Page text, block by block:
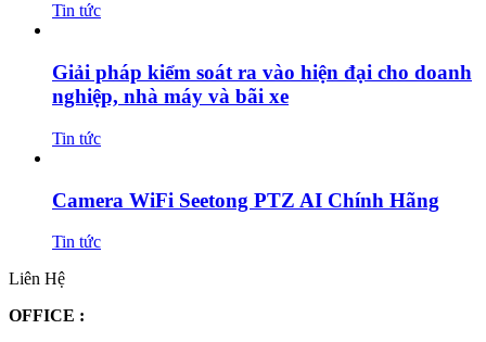
Tin tức
Giải pháp kiểm soát ra vào hiện đại cho doanh
nghiệp, nhà máy và bãi xe
Tin tức
Camera WiFi Seetong PTZ AI Chính Hãng
Tin tức
Liên Hệ
OFFICE :